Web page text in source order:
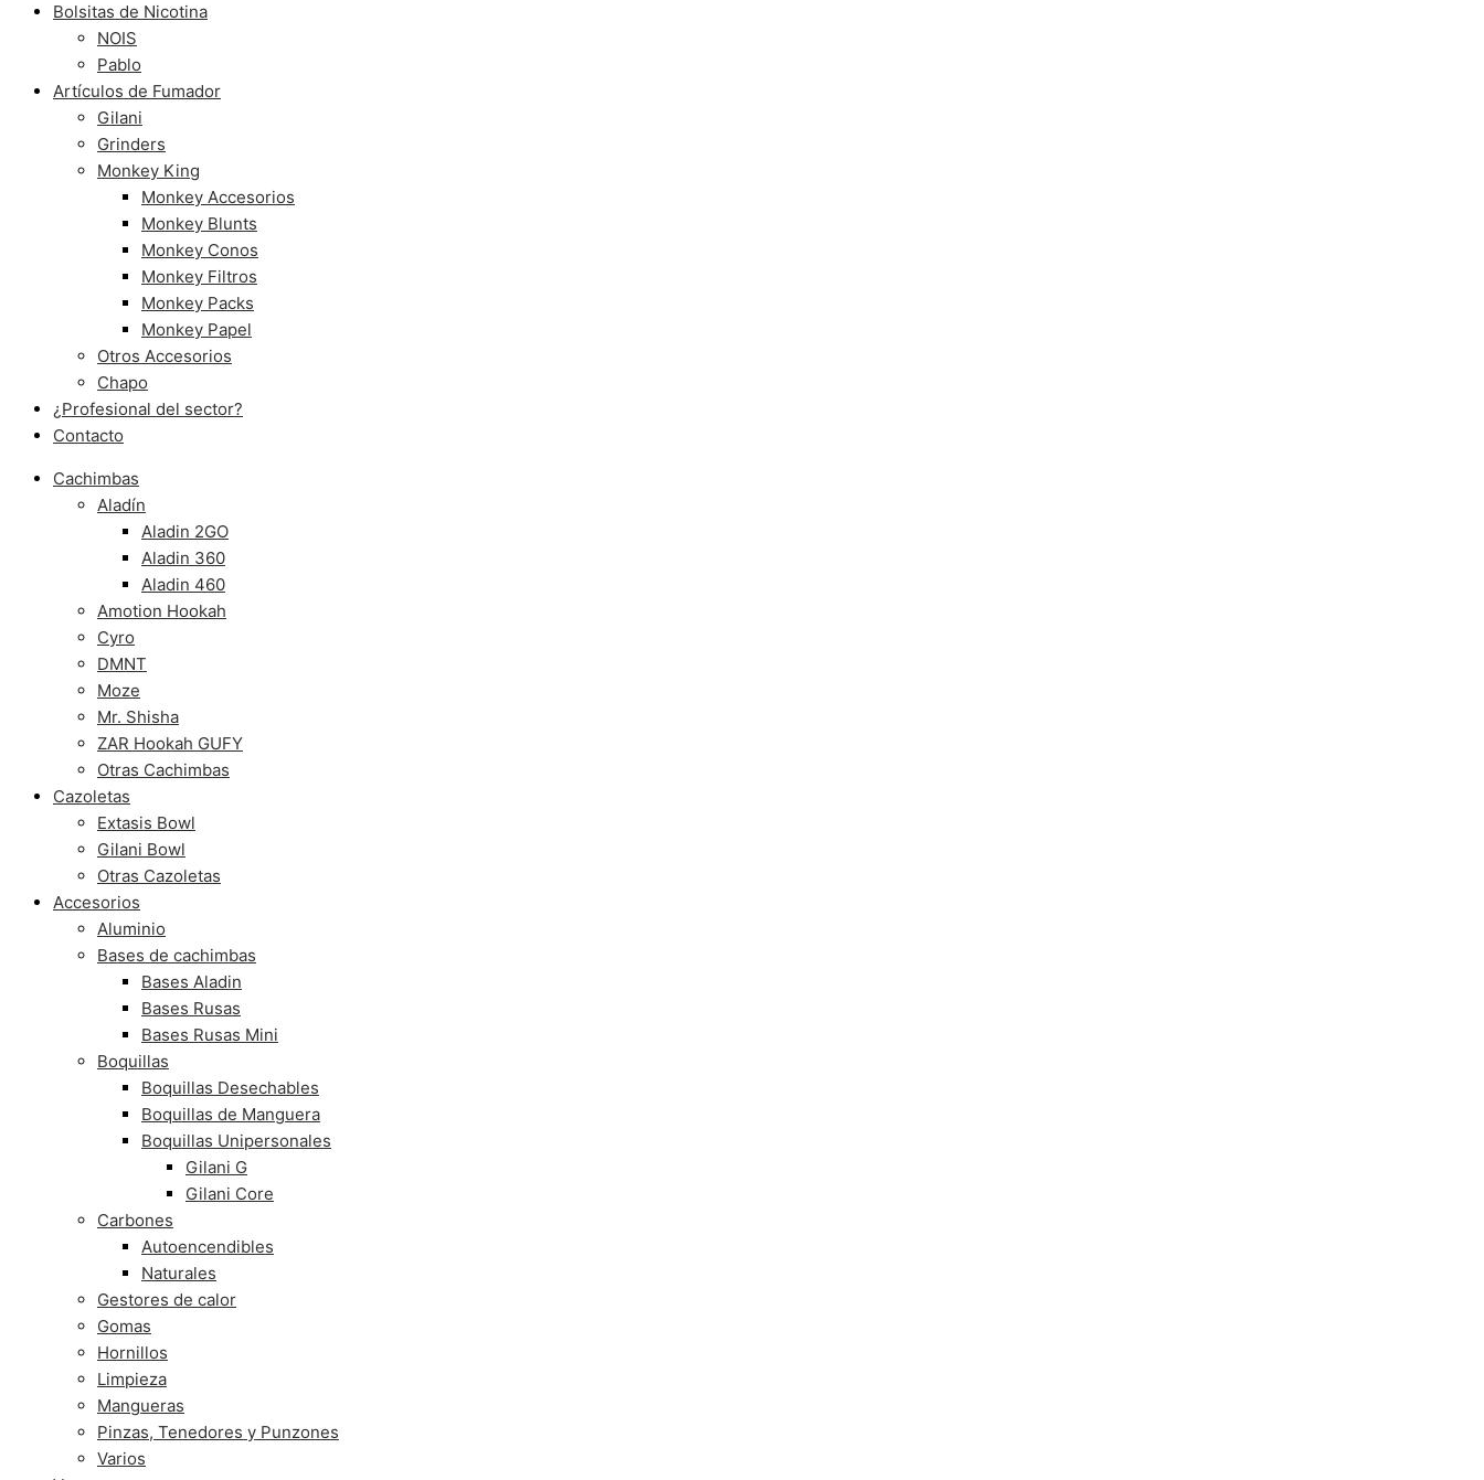
Bolsitas de Nicotina
NOIS
Pablo
Artículos de Fumador
Gilani
Grinders
Monkey King
Monkey Accesorios
Monkey Blunts
Monkey Conos
Monkey Filtros
Monkey Packs
Monkey Papel
Otros Accesorios
Chapo
¿Profesional del sector?
Contacto
Cachimbas
Aladín
Aladin 2GO
Aladin 360
Aladin 460
Amotion Hookah
Cyro
DMNT
Moze
Mr. Shisha
ZAR Hookah GUFY
Otras Cachimbas
Cazoletas
Extasis Bowl
Gilani Bowl
Otras Cazoletas
Accesorios
Aluminio
Bases de cachimbas
Bases Aladin
Bases Rusas
Bases Rusas Mini
Boquillas
Boquillas Desechables
Boquillas de Manguera
Boquillas Unipersonales
Gilani G
Gilani Core
Carbones
Autoencendibles
Naturales
Gestores de calor
Gomas
Hornillos
Limpieza
Mangueras
Pinzas, Tenedores y Punzones
Varios